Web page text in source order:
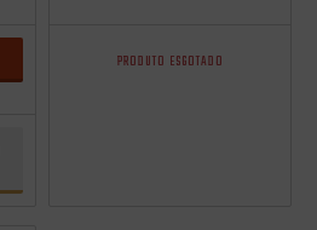
PRODUTO ESGOTADO